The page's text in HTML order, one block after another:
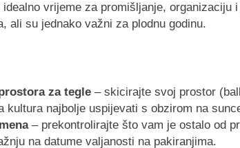
vrijeme za promišljanje, organizaciju
ali su jednako važni za plodnu godinu.
za tegle– skicirajte svoj prostor
kultura najbolje uspijevati s obzirom na
– prekontrolirajte što vam je ostalo od
na datume valjanosti na pakiranjima.